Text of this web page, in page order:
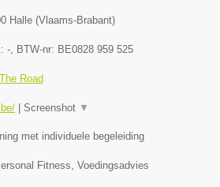
Halle (Vlaams-Brabant)
-, BTW-nr: BE0828 959 525
Road
Screenshot ▼
met individuele begeleiding
Fitness, Voedingsadvies